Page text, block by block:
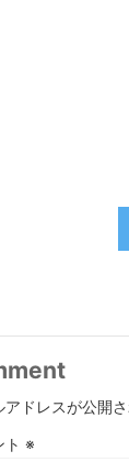
アドレスが公開
ト ※